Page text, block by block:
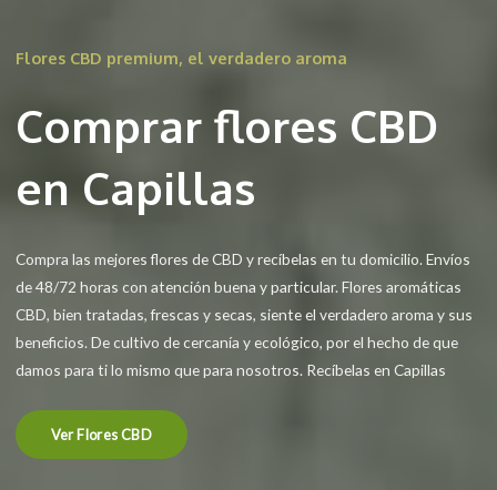
Flores CBD premium, el verdadero aroma
Comprar flores CBD
en Capillas
Compra las mejores flores de CBD y recíbelas en tu domicilio. Envíos
de 48/72 horas con atención buena y particular. Flores aromáticas
CBD, bien tratadas, frescas y secas, siente el verdadero aroma y sus
beneficios. De cultivo de cercanía y ecológico, por el hecho de que
damos para ti lo mismo que para nosotros. Recíbelas en Capillas
Ver Flores CBD